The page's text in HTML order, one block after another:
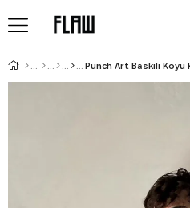
Punch Art Baskılı